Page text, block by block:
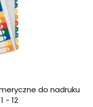
do nadruku
- 12